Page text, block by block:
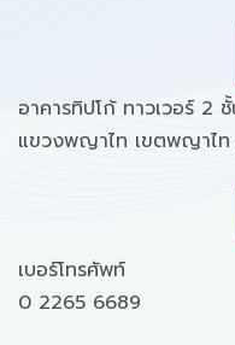
อาคารทิปโก้ ทาวเวอร์ 2
แขวงพญาไท เขตพญาไ
เบอร์โทรศัพท์
0 2265 6689